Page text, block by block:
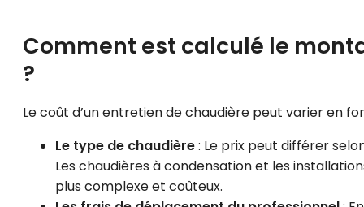
Comment est calculé le
?
Le coût d’un entretien de chaudière peut varier en
Le type de chaudière: Le prix peut différer
Les chaudières à condensation et les
plus complexe et coûteux.